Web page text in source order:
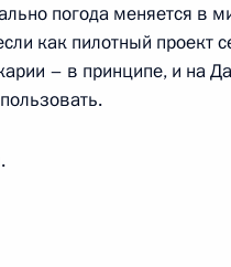
будущего»
погода меняется в
как пилотный проект
– в принципе, и на